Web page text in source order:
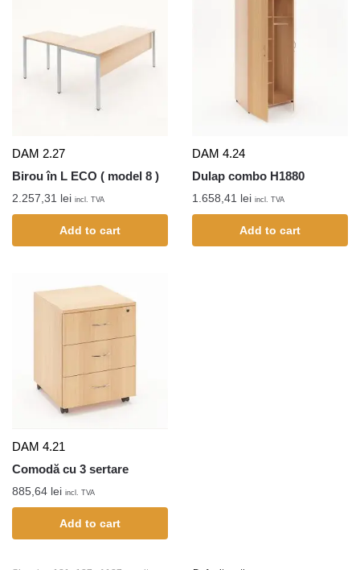
DAM 2.27
Birou în L ECO ( model 8 )
2.257,31 lei incl. TVA
Add to cart
DAM 4.24
Dulap combo H1880
1.658,41 lei incl. TVA
Add to cart
DAM 4.21
Comodă cu 3 sertare
885,64 lei incl. TVA
Add to cart